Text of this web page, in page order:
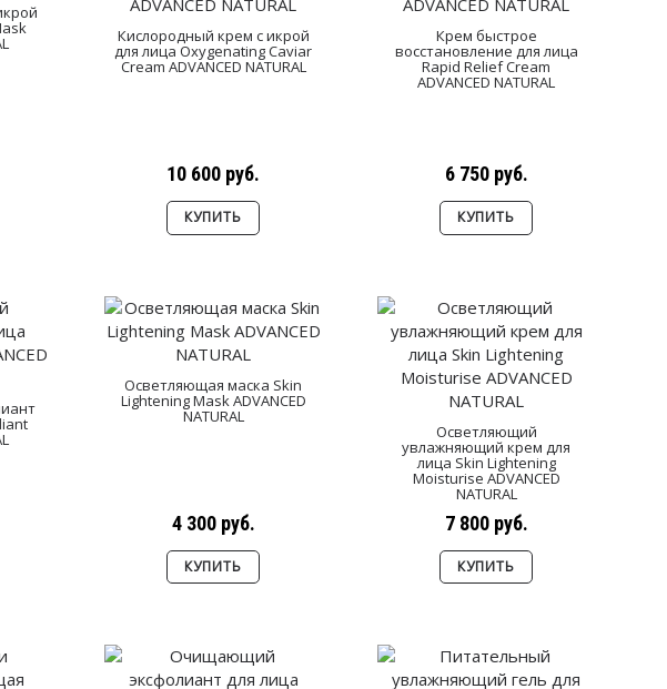
Кислородный крем с икрой
для лица Oxygenating Caviar
Cream ADVANCED NATURAL
10 600 руб.
КУПИТЬ
Крем быстрое
восстановление для лица
Rapid Relief Cream
ADVANCED NATURAL
6 750 руб.
КУПИТЬ
Осветляющая маска Skin
Lightening Mask ADVANCED
NATURAL
4 300 руб.
КУПИТЬ
Осветляющий
увлажняющий крем для
лица Skin Lightening
Moisturise ADVANCED
NATURAL
7 800 руб.
КУПИТЬ